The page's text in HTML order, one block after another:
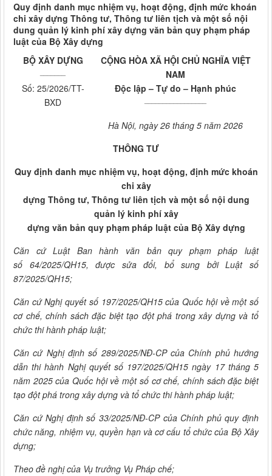
Quy định danh mục nhiệm vụ, hoạt động, định mức khoán
chi xây dựng Thông tư, Thông tư liên tịch và một số nội
dung quản lý kinh phí xây dựng văn bản quy phạm pháp
luật của Bộ Xây dựng
BỘ XÂY DỰNG
Số: 25/2026/TT-
BXD
CỘNG HÒA XÃ HỘI CHỦ NGHĨA VIỆT
NAM
Độc lập – Tự do – Hạnh phúc
Hà Nội, ngày 26 tháng 5 năm 2026
THÔNG TƯ
Quy định danh mục nhiệm vụ, hoạt động, định mức khoán
chi xây
dựng Thông tư, Thông tư liên tịch và một số nội dung
quản lý kinh phí xây
dựng văn bản quy phạm pháp luật của Bộ Xây dựng
Căn cứ Luật Ban hành văn bản quy phạm pháp luật
số 64/2025/QH15, được sửa đổi, bổ sung bởi Luật số
87/2025/QH15;
Căn cứ Nghị quyết số 197/2025/QH15 của Quốc hội về một số
cơ chế, chính sách đặc biệt tạo đột phá trong xây dựng và tổ
chức thi hành pháp luật;
Căn cứ Nghị định số 289/2025/NĐ-CP của Chính phủ hướng
dẫn thi hành Nghị quyết số 197/2025/QH15 ngày 17 tháng 5
năm 2025 của Quốc hội về một số cơ chế, chính sách đặc biệt
tạo đột phá trong xây dựng và tổ chức thi hành pháp luật;
Căn cứ Nghị định số 33/2025/NĐ-CP của Chính phủ quy định
chức năng, nhiệm vụ, quyền hạn và cơ cấu tổ chức của Bộ Xây
dựng;
Theo đề nghị của Vụ trưởng Vụ Pháp chế;